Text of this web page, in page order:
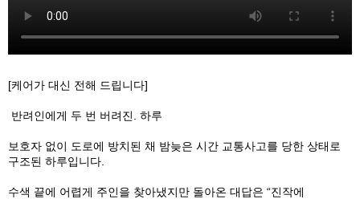
[케어가 대신 전해 드립니다]
반려인에게 두 번 버려진. 하루
보호자 없이 도로에 방치된 채 밤늦은 시간 교통사고를 당한 상태로
구조된 하루입니다.
수색 끝에 어렵게 주인을 찾아냈지만 돌아온 대답은 “진작에